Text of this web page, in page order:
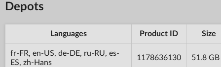
Depots
Languages Product ID Size
fr-FR, en-US, de-DE, ru-RU, es-
ES, zh-Hans
1178636130 51.8 GB